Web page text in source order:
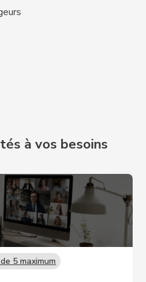
à vos besoins
5 maximum